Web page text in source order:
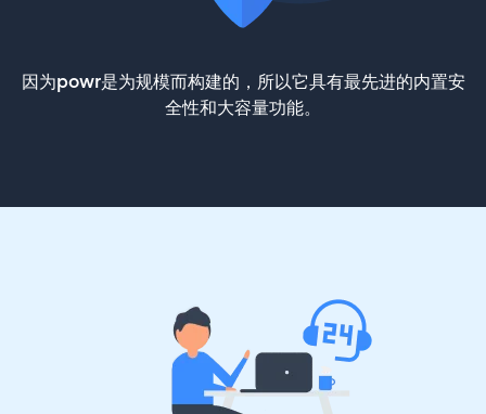
因为powr是为规模而构建的，所以它具有最先进的内置安
全性和大容量功能。